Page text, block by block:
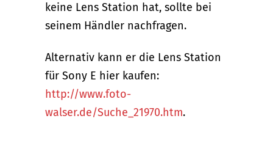
keine Lens Station hat, sollte bei
seinem Händler nachfragen.
Alternativ kann er die Lens Station
für Sony E hier kaufen:
http://www.foto-
walser.de/Suche_21970.htm.